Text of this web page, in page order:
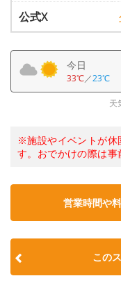
公式X
今日
33℃／23℃
天
※施設やイベントが休
す。おでかけの際は事
営業時間や
この